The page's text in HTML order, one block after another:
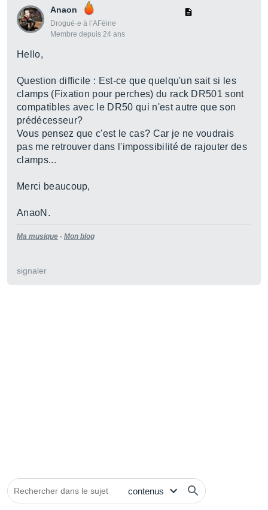
Anaon
Drogué·e à l’AFéine
Membre depuis 24 ans
Hello,
Question difficile : Est-ce que quelqu'un sait si les
clamps (Fixation pour perches) du rack DR501 sont
compatibles avec le DR50 qui n'est autre que son
prédécesseur?
Vous pensez que c'est le cas? Car je ne voudrais
pas me retrouver dans l'impossibilité de rajouter des
clamps...
Merci beaucoup,
AnaoN.
Ma musique - Mon blog
signaler